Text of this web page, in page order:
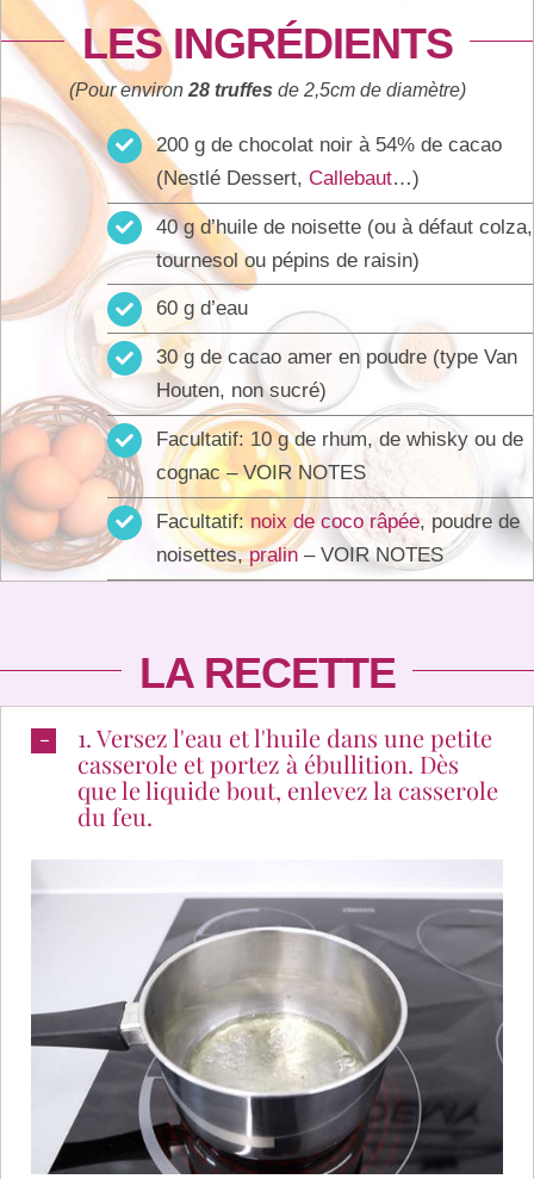
LES INGRÉDIENTS
(Pour environ 28 truffes de 2,5cm de diamètre)
200 g de chocolat noir à 54% de cacao
(Nestlé Dessert, Callebaut…)
40 g d’huile de noisette (ou à défaut colza,
tournesol ou pépins de raisin)
60 g d’eau
30 g de cacao amer en poudre (type Van
Houten, non sucré)
Facultatif: 10 g de rhum, de whisky ou de
cognac – VOIR NOTES
Facultatif:noix de coco râpée, poudre de
noisettes,pralin– VOIR NOTES
LA RECETTE
1. Versez l'eau et l'huile dans une petite
casserole et portez à ébullition. Dès
que le liquide bout, enlevez la casserole
du feu.